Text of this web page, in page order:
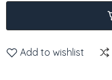
Add to wishlist